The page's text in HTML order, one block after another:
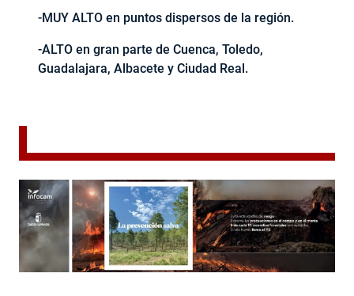
-MUY ALTO en puntos dispersos de la región.
-ALTO en gran parte de Cuenca, Toledo,
Guadalajara, Albacete y Ciudad Real.